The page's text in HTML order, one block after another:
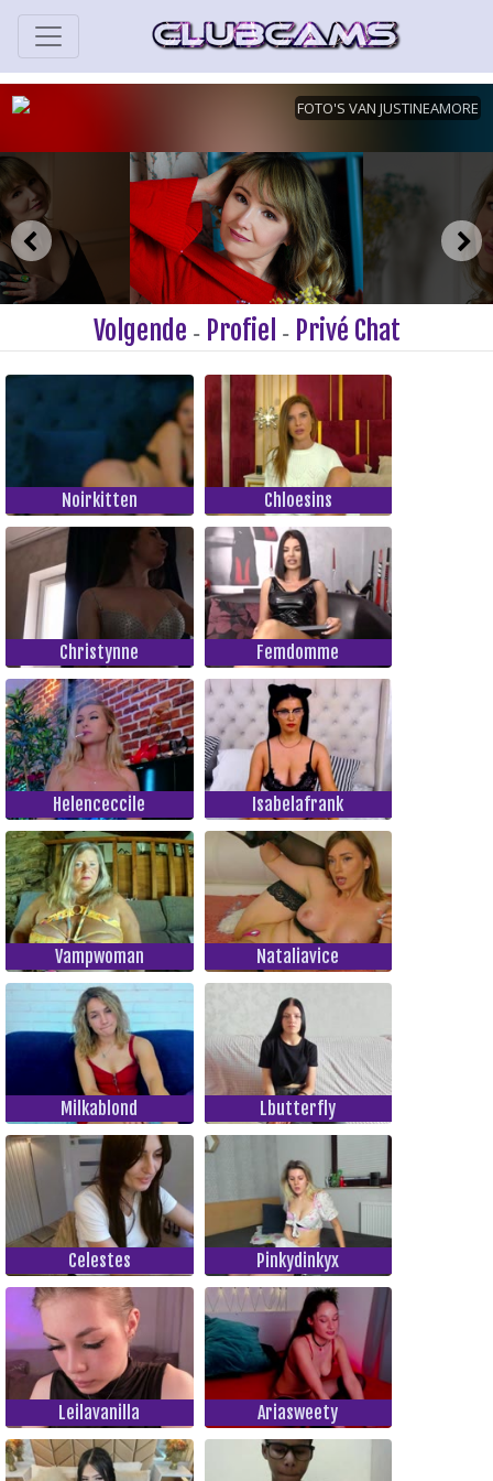
Volgende - Profiel - Privé Chat
Noirkitten Chloesins
Christynne Femdomme
Helenceccile Isabelafrank
Vampwoman Nataliavice
Milkablond Lbutterfly
Celestes Pinkydinkyx
Leilavanilla Ariasweety